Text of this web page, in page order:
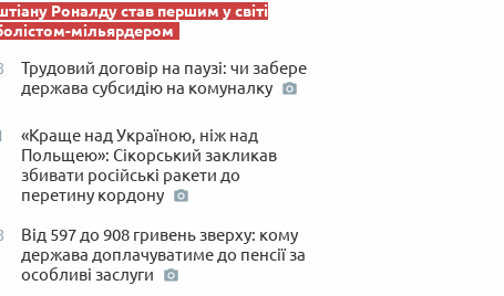
Роналду став першим у світі
мільярдером
Трудовий договір на паузі: чи забере
держава субсидію на комуналку
«Краще над Україною, ніж над
Польщею»: Сікорський закликав
збивати російські ракети до
перетину кордону
Від 597 до 908 гривень зверху: кому
держава доплачуватиме до пенсії за
особливі заслуги